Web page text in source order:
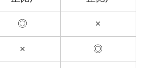
◎ ×
× ◎